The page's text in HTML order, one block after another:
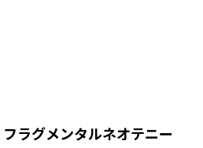
ラグメンタルネオテニー